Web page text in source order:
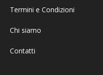
Termini e Condizioni
Chi siamo
Contatti